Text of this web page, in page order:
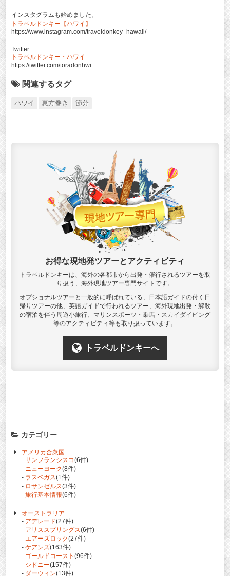
インスタグラムも始めました。
トラベルドンキー【ハワイ】
https://www.instagram.com/traveldonkey_hawaii/
Twitter
トラベルドンキー・ハワイ
https://twitter.com/toradonhwi
関連するタグ
ハワイ 恵方巻き 節分
お得な現地発ツアーとアクティビティ
トラベルドンキーは、海外の各都市から出発・催行されるツアーを取
り扱う、海外現地ツアー専門サイトです。
オプショナルツアーと一般的に呼ばれている、日本語ガイドの付く日
帰りツアーの他、英語ガイドで行われるツアー、海外現地出発・解散
の宿泊を伴う周遊小旅行、マリンスポーツ・乗馬・スカイダイビング
等のアクティビティ等も取り扱っています。
トラベルドンキーへ
カテゴリー
アメリカ合衆国
- サンフランシスコ(6件)
- ニューヨーク(8件)
- ラスベガス(1件)
- ロサンゼルス(3件)
- 旅行基本情報(6件)
オーストラリア
- アデレード(27件)
- アリススプリングス(6件)
- エアーズロック(27件)
- ケアンズ(163件)
- ゴールドコースト (96件)
- シドニー(157件)
- ダーウィン(13件)